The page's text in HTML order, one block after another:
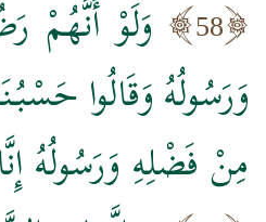
58
وَلَوْ أَنَّهُمْ
وَرَسُولُهُ وَقَالُوا حَسْبُنَا
مِنْ فَضْلِهِ وَرَسُولُهُ